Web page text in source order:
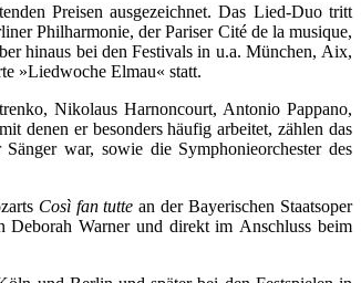
Preisen ausgezeichnet. Das Lied-Duo tritt
Philharmonie, der Pariser Cité de la musique,
hinaus bei den Festivals in u.a. München, Aix,
»Liedwoche Elmau« statt.
Nikolaus Harnoncourt, Antonio Pappano,
denen er besonders häufig arbeitet, zählen das
war, sowie die Symphonieorchester des
Così fan tutte an der Bayerischen Staatsoper
Warner und direkt im Anschluss beim